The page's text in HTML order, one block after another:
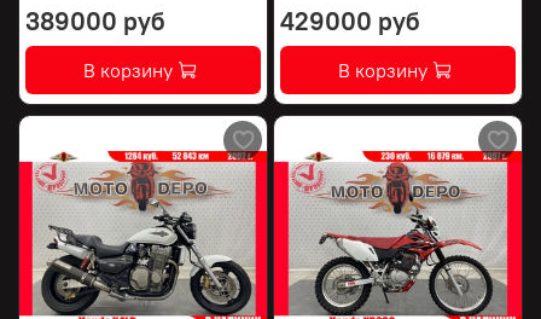
389000 руб
В корзину
429000 руб
В корзину